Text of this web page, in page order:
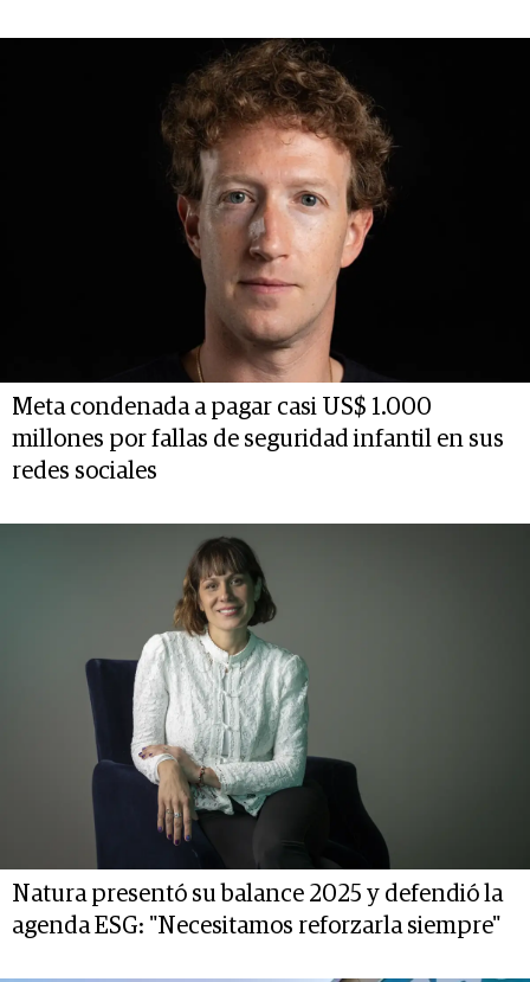
Meta condenada a pagar casi US$ 1.000
millones por fallas de seguridad infantil en sus
redes sociales
Natura presentó su balance 2025 y defendió la
agenda ESG: "Necesitamos reforzarla siempre"